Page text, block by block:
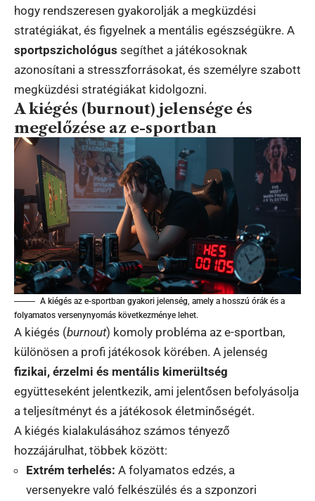
hogy rendszeresen gyakorolják a megküzdési
stratégiákat, és figyelnek a mentális egészségükre. A
sportpszichológus segíthet a játékosoknak
azonosítani a stresszforrásokat, és személyre szabott
megküzdési stratégiákat kidolgozni.
A kiégés (burnout) jelensége és
megelőzése az e-sportban
A kiégés az e-sportban gyakori jelenség, amely a hosszú órák és a
folyamatos versenynyomás következménye lehet.
A kiégés (burnout) komoly probléma az e-sportban,
különösen a profi játékosok körében. A jelenség
fizikai, érzelmi és mentális kimerültség
együtteseként jelentkezik, ami jelentősen befolyásolja
a teljesítményt és a játékosok életminőségét.
A kiégés kialakulásához számos tényező
hozzájárulhat, többek között:
Extrém terhelés: A folyamatos edzés, a
versenyekre való felkészülés és a szponzori